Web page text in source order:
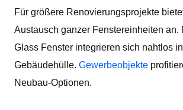
Für größere Renovierungsprojekte
Austausch ganzer Fenstereinheiten an.
Glass Fenster integrieren sich nahtlos
Gebäudehülle. Gewerbeobjekte
Neubau-Optionen.